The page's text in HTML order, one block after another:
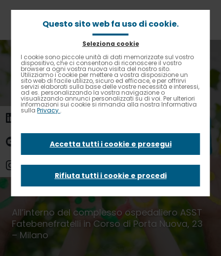
Contrasto elevato
Briciole
pane
Home Asilo Nido Aziendale “La Casetta dell’Arcobaleno”
Asilo Nido
Aziendale “La
Casetta
dell’Arcobaleno”
All’interno del complesso ospedaliero ASST
Fatebenefratelli in Corso di Porta Nuova, 23
– Milano
Questo sito web fa uso di cookie.
Seleziona cookie
I cookie sono piccole unità di dati memorizzate sul vostro
dispositivo, che ci consentono di riconoscere il vostro
browser a ogni vostra nuova visita del nostro sito.
Utilizziamo i cookie per mettere a vostra disposizione un
sito web di facile utilizzo, sicuro ed efficace, e per offrirvi
servizi elaborati sulla base delle vostre necessità e interessi,
ad es. personalizzando la vostra navigazione o
visualizzando annunci personalizzati su di voi. Per ulteriori
informazioni sui cookie si rimanda alla nostra Informativa
sullaPrivacy .
Accetta tutti i cookie e prosegui
Rifiuta tutti i cookie e procedi